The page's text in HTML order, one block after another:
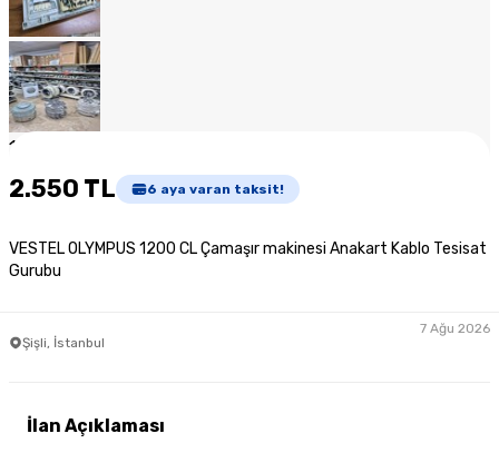
1
2.550 TL 6 aya varan taksit!
VESTEL OLYMPUS 1200 CL Çamaşır makinesi Anakart Kablo Tesisat
Gurubu
Şişli, İstanbul
7 Ağu 2026
İlan Açıklaması